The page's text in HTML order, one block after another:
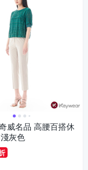
威名品 高腰百搭休
灰色